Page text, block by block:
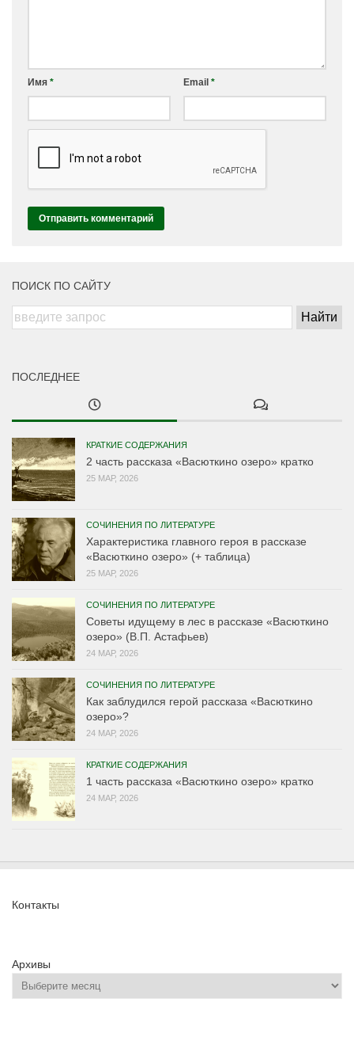
Имя * Email *
ПОИСК ПО САЙТУ
ПОСЛЕДНЕЕ
КРАТКИЕ СОДЕРЖАНИЯ
2 часть рассказа «Васюткино озеро» кратко
25 МАР, 2026
СОЧИНЕНИЯ ПО ЛИТЕРАТУРЕ
Характеристика главного героя в рассказе
«Васюткино озеро» (+ таблица)
25 МАР, 2026
СОЧИНЕНИЯ ПО ЛИТЕРАТУРЕ
Советы идущему в лес в рассказе «Васюткино
озеро» (В.П. Астафьев)
24 МАР, 2026
СОЧИНЕНИЯ ПО ЛИТЕРАТУРЕ
Как заблудился герой рассказа «Васюткино
озеро»?
24 МАР, 2026
КРАТКИЕ СОДЕРЖАНИЯ
1 часть рассказа «Васюткино озеро» кратко
24 МАР, 2026
Контакты
Архивы